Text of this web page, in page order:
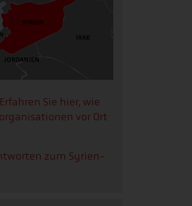
Erfahren Sie hier, wie
vor Ort
zum Syrien-